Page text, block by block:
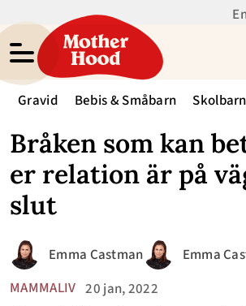
Gravid Bebis & Småbarn Skolbarn
Bråken som kan
er relation är på
slut
MAMMALIV 20 jan, 2022
Emma Castman Emma